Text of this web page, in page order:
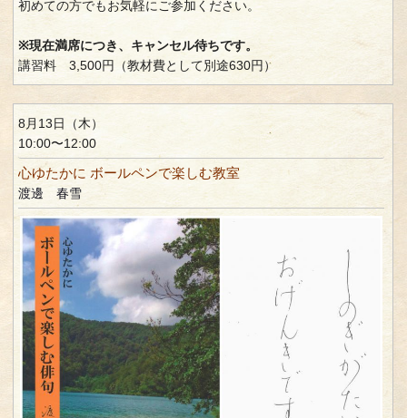
初めての方でもお気軽にご参加ください。
※現在満席につき、キャンセル待ちです。
講習料 3,500円（教材費として別途630円）
8月13日（木）
10:00〜12:00
心ゆたかに ボールペンで楽しむ教室
渡邊 春雪